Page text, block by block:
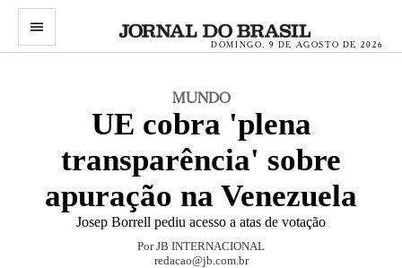
menu
DOMINGO, 9 DE AGOSTO DE 2026
MUNDO
UE cobra 'plena
transparência' sobre
apuração na Venezuela
Josep Borrell pediu acesso a atas de votação
Por JB INTERNACIONAL
redacao@jb.com.br